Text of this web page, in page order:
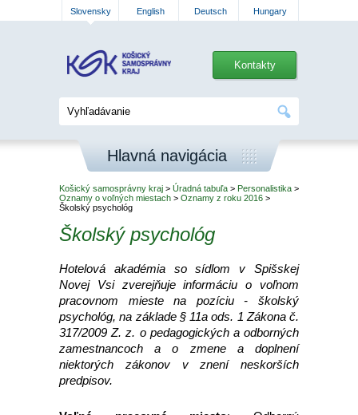
Slovensky English Deutsch Hungary
Kontakty
Hlavná navigácia
Košický samosprávny kraj > Úradná tabuľa > Personalistika >
Oznamy o voľných miestach > Oznamy z roku 2016 >
Školský psychológ
Školský psychológ
Hotelová akadémia so sídlom v Spišskej
Novej Vsi zverejňuje informáciu o voľnom
pracovnom mieste na pozíciu - školský
psychológ, na základe § 11a ods. 1 Zákona č.
317/2009 Z. z. o pedagogických a odborných
zamestnancoch a o zmene a doplnení
niektorých zákonov v znení neskorších
predpisov.